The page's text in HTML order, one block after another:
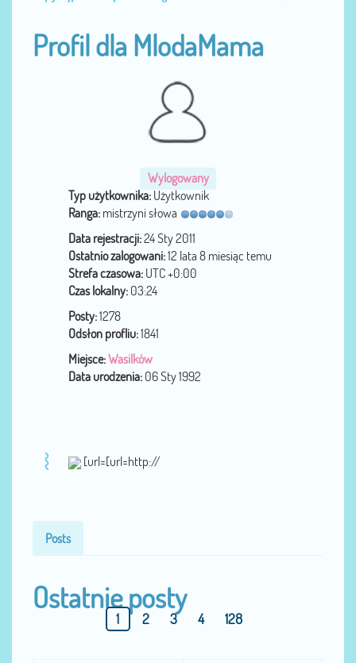
Profil dla MlodaMama
Wylogowany
Typ użytkownika: Użytkownik
Ranga: mistrzyni słowa
Data rejestracji:24 Sty 2011
Ostatnio zalogowani:12 lata 8 miesiąc temu
Strefa czasowa: UTC +0:00
Czas lokalny: 03:24
Posty:1278
Odsłon profliu:1841
Miejsce:Wasilków
Data urodzenia: 06 Sty 1992
[url=[url=http://
Posts
Ostatnie posty
1 2 3 4 128